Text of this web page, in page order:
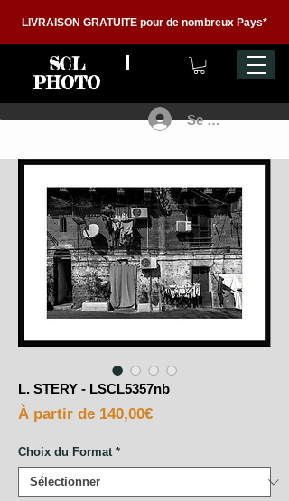
LIVRAISON GRATUITE pour de nombreux Pays*
SCL
PHOTO
Se connecter
L. STERY - LSCL5357nb
À partir de 140,00€Prix
Choix du Format *